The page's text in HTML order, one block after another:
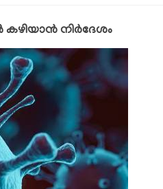
കഴിയാന്‍ നിര്‍ദേശം